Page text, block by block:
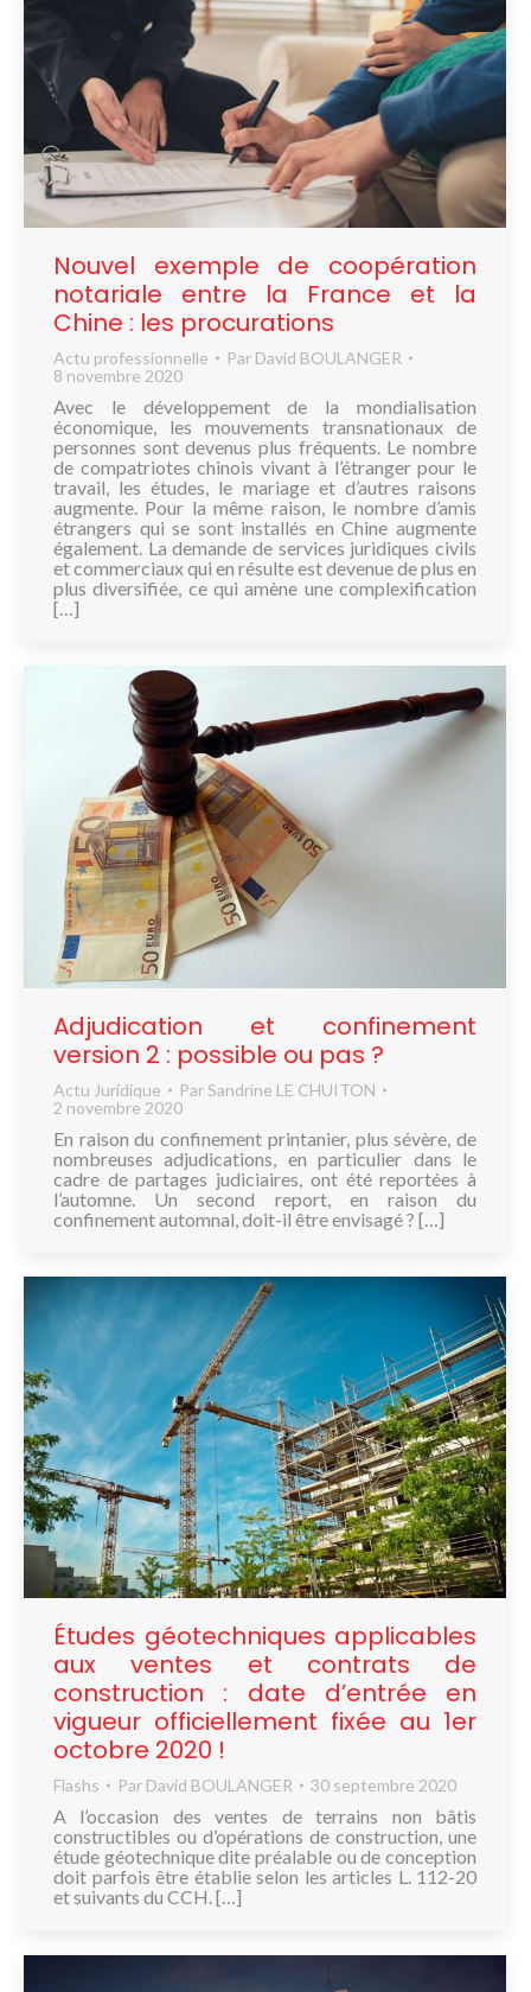
Nouvel exemple de coopération
notariale entre la France et la
Chine : les procurations
Actu professionnelle Par David BOULANGER
8 novembre 2020
Avec le développement de la mondialisation
économique, les mouvements transnationaux de
personnes sont devenus plus fréquents. Le nombre
de compatriotes chinois vivant à l’étranger pour le
travail, les études, le mariage et d’autres raisons
augmente. Pour la même raison, le nombre d’amis
étrangers qui se sont installés en Chine augmente
également. La demande de services juridiques civils
et commerciaux qui en résulte est devenue de plus en
plus diversifiée, ce qui amène une complexification
[…]
Adjudication et confinement
version 2 : possible ou pas ?
Actu Juridique ParSandrine LE CHUITON
2 novembre 2020
En raison du confinement printanier, plus sévère, de
nombreuses adjudications, en particulier dans le
cadre de partages judiciaires, ont été reportées à
l’automne. Un second report, en raison du
confinement automnal, doit-il être envisagé ? […]
Études géotechniques applicables
aux ventes et contrats de
construction : date d’entrée en
vigueur officiellement fixée au 1er
octobre 2020 !
Flashs Par David BOULANGER 30 septembre 2020
A l’occasion des ventes de terrains non bâtis
constructibles ou d’opérations de construction, une
étude géotechnique dite préalable ou de conception
doit parfois être établie selon les articles L. 112-20
et suivants du CCH. […]